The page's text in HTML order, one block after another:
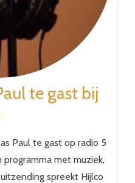
te gast bij
Paul te gast op radio 5
met muziek,
spreekt Hijlco